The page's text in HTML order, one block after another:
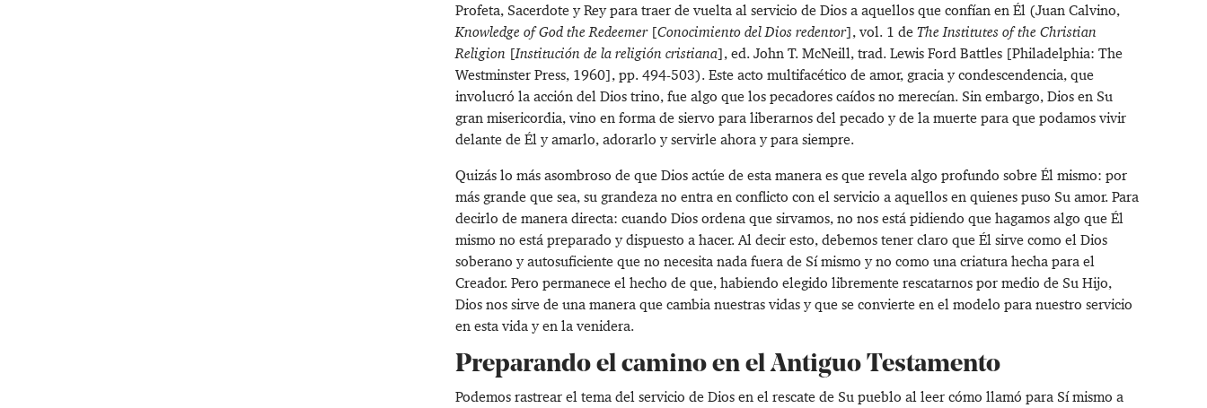
Profeta, Sacerdote y Rey ​​para traer de vuelta al servicio de Dios a aquellos que confían en Él (Juan Calvino,
Knowledge of God the Redeemer [Conocimiento del Dios redentor], vol. 1 deThe Institutes of the Christian
Religion[Institución de la religión cristiana], ed. John T. McNeill, trad. Lewis Ford Battles [Philadelphia: The
Westminster Press, 1960], pp. 494-503). Este acto multifacético de amor, gracia y condescendencia, que
involucró la acción del Dios trino, fue algo que los pecadores caídos no merecían. Sin embargo, Dios en Su
gran misericordia, vino en forma de siervo para liberarnos del pecado y de la muerte para que podamos vivir
delante de Él y amarlo, adorarlo y servirle ahora y para siempre.
Quizás lo más asombroso de que Dios actúe de esta manera es que revela algo profundo sobre Él mismo: por
más grande que sea, su grandeza no entra en conflicto con el servicio a aquellos en quienes puso Su amor. Para
decirlo de manera directa: cuando Dios ordena que sirvamos, no nos está pidiendo que hagamos algo que Él
mismo no está preparado y dispuesto a hacer. Al decir esto, debemos tener claro que Él sirve como el Dios
soberano y autosuficiente que no necesita nada fuera de Sí mismo y no como una criatura hecha para el
Creador. Pero permanece el hecho de que, habiendo elegido libremente rescatarnos por medio de Su Hijo,
Dios nos sirve de una manera que cambia nuestras vidas y que se convierte en el modelo para nuestro servicio
en esta vida y en la venidera.
Preparando el camino en el Antiguo Testamento
Podemos rastrear el tema del servicio de Dios en el rescate de Su pueblo al leer cómo llamó para Sí mismo a